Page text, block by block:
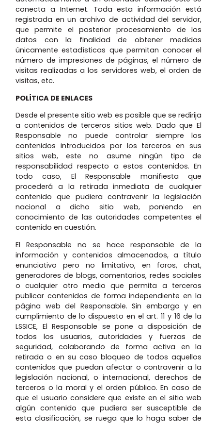
conecta a Internet. Toda esta información está
registrada en un archivo de actividad del servidor,
que permite el posterior procesamiento de los
datos con la finalidad de obtener medidas
únicamente estadísticas que permitan conocer el
número de impresiones de páginas, el número de
visitas realizadas a los servidores web, el orden de
visitas, etc.
POLÍTICA DE ENLACES
Desde el presente sitio web es posible que se redirija
a contenidos de terceros sitios web. Dado que El
Responsable no puede controlar siempre los
contenidos introducidos por los terceros en sus
sitios web, este no asume ningún tipo de
responsabilidad respecto a estos contenidos. En
todo caso, El Responsable manifiesta que
procederá a la retirada inmediata de cualquier
contenido que pudiera contravenir la legislación
nacional a dicho sitio web, poniendo en
conocimiento de las autoridades competentes el
contenido en cuestión.
El Responsable no se hace responsable de la
información y contenidos almacenados, a título
enunciativo pero no limitativo, en foros, chat,
generadores de blogs, comentarios, redes sociales
o cualquier otro medio que permita a terceros
publicar contenidos de forma independiente en la
página web del Responsable. Sin embargo y en
cumplimiento de lo dispuesto en el art. 11 y 16 de la
LSSICE, El Responsable se pone a disposición de
todos los usuarios, autoridades y fuerzas de
seguridad, colaborando de forma activa en la
retirada o en su caso bloqueo de todos aquellos
contenidos que puedan afectar o contravenir a la
legislación nacional, o internacional, derechos de
terceros o la moral y el orden público. En caso de
que el usuario considere que existe en el sitio web
algún contenido que pudiera ser susceptible de
esta clasificación, se ruega que lo haga saber de